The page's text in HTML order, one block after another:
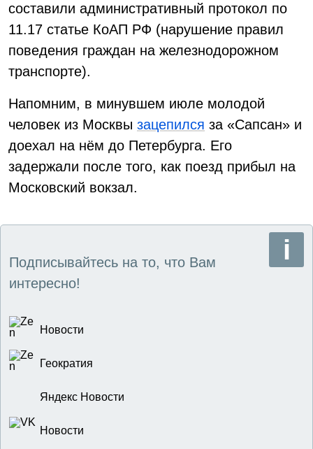
составили административный протокол по
11.17 статье КоАП РФ (нарушение правил
поведения граждан на железнодорожном
транспорте).
Напомним, в минувшем июле молодой
человек из Москвы зацепился за «Сапсан» и
доехал на нём до Петербурга. Его
задержали после того, как поезд прибыл на
Московский вокзал.
Подписывайтесь на то, что Вам
интересно!
Новости
Геократия
Яндекс Новости
Новости